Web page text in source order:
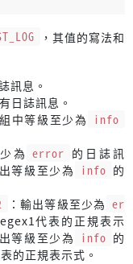
，其值的寫法和
訊息。
日誌訊息。
中等級至少為 info
為 error 的日誌訊
等級至少為 info 的
：輸出等級至少為 er
代表的正規表示
等級至少為 info 的
的正規表示式。